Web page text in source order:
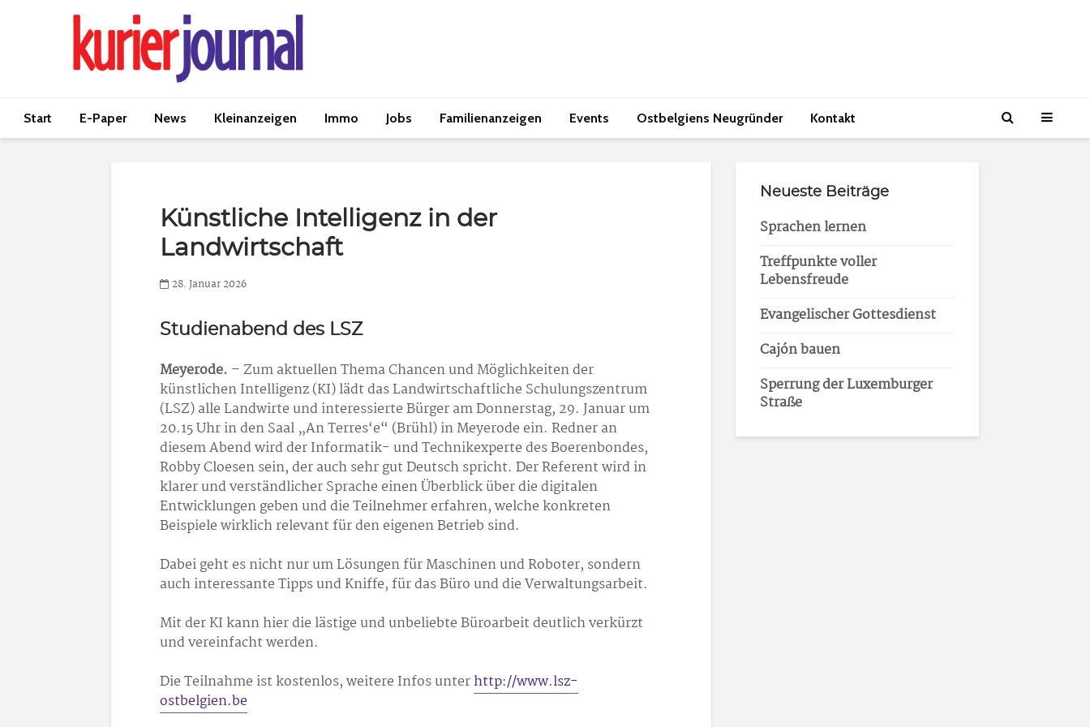
Start E-Paper News Kleinanzeigen Immo Jobs Familienanzeigen Events Ostbelgiens Neugründer Kontakt
Künstliche Intelligenz in der
Landwirtschaft
28. Januar 2026
Studienabend des LSZ
Meyerode. – Zum aktuellen Thema Chancen und Möglichkeiten der
künstlichen Intelligenz (KI) lädt das Landwirtschaftliche Schulungszentrum
(LSZ) alle Landwirte und interessierte Bürger am Donnerstag, 29. Januar um
20.15 Uhr in den Saal „An Terres‘e“ (Brühl) in Meyerode ein. Redner an
diesem Abend wird der Informatik- und Technikexperte des Boerenbondes,
Robby Cloesen sein, der auch sehr gut Deutsch spricht. Der Referent wird in
klarer und verständlicher Sprache einen Überblick über die digitalen
Entwicklungen geben und die Teilnehmer erfahren, welche konkreten
Beispiele wirklich relevant für den eigenen Betrieb sind.
Dabei geht es nicht nur um Lösungen für Maschinen und Roboter, sondern
auch interessante Tipps und Kniffe, für das Büro und die Verwaltungsarbeit.
Mit der KI kann hier die lästige und unbeliebte Büroarbeit deutlich verkürzt
und vereinfacht werden.
Die Teilnahme ist kostenlos, weitere Infos unterhttp://www.lsz-
ostbelgien.be
Neueste Beiträge
Sprachen lernen
Treffpunkte voller
Lebensfreude
Evangelischer Gottesdienst
Cajón bauen
Sperrung der Luxemburger
Straße